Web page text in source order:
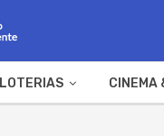
LOTERIAS CINEMA